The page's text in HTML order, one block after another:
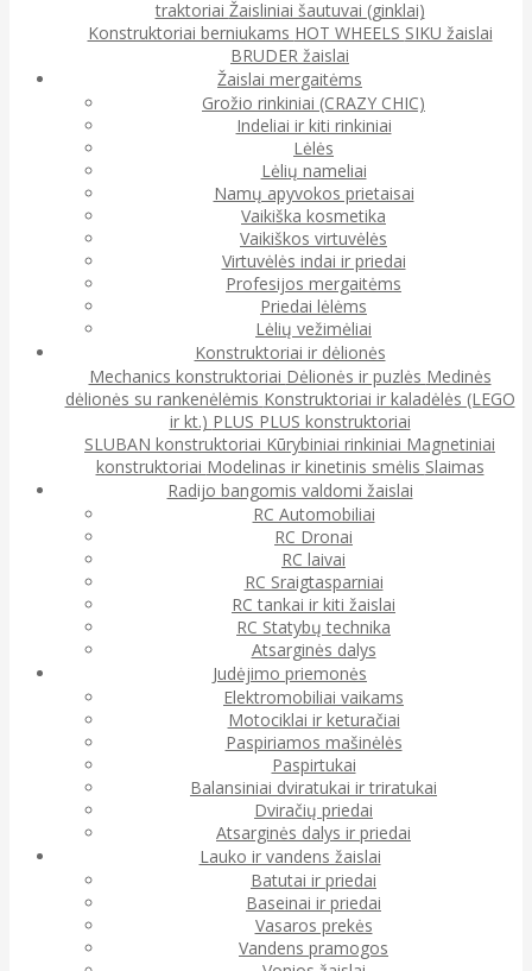
traktoriai Žaisliniai šautuvai (ginklai)
Konstruktoriai berniukams HOT WHEELS SIKU žaislai
BRUDER žaislai
Žaislai mergaitėms
Grožio rinkiniai (CRAZY CHIC)
Indeliai ir kiti rinkiniai
Lėlės
Lėlių nameliai
Namų apyvokos prietaisai
Vaikiška kosmetika
Vaikiškos virtuvėlės
Virtuvėlės indai ir priedai
Profesijos mergaitėms
Priedai lėlėms
Lėlių vežimėliai
Konstruktoriai ir dėlionės
Mechanics konstruktoriai Dėlionės ir puzlės Medinės
dėlionės su rankenėlėmis Konstruktoriai ir kaladėlės (LEGO
ir kt.) PLUS PLUS konstruktoriai
SLUBAN konstruktoriai Kūrybiniai rinkiniai Magnetiniai
konstruktoriai Modelinas ir kinetinis smėlis Slaimas
Radijo bangomis valdomi žaislai
RC Automobiliai
RC Dronai
RC laivai
RC Sraigtasparniai
RC tankai ir kiti žaislai
RC Statybų technika
Atsarginės dalys
Judėjimo priemonės
Elektromobiliai vaikams
Motociklai ir keturačiai
Paspiriamos mašinėlės
Paspirtukai
Balansiniai dviratukai ir triratukai
Dviračių priedai
Atsarginės dalys ir priedai
Lauko ir vandens žaislai
Batutai ir priedai
Baseinai ir priedai
Vasaros prekės
Vandens pramogos